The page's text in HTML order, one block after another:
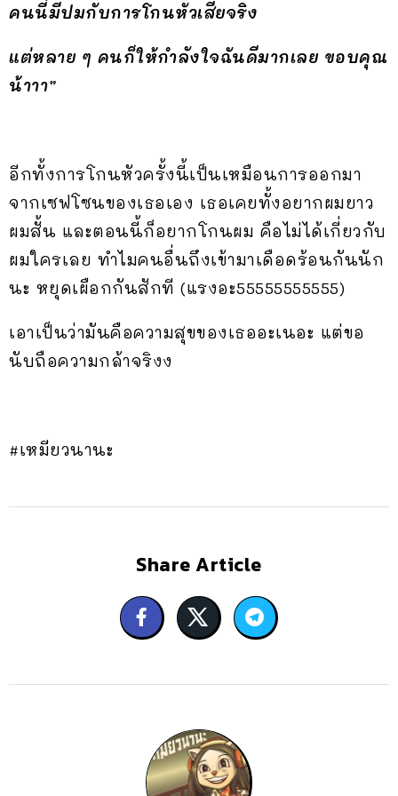
คนนี่มีปมกับการโกนหัวเสียจริง
แต่หลาย ๆ คนก็ให้กำลังใจฉันดีมากเลย ขอบคุณ
น้าาา”
อีกทั้งการโกนหัวครั้งนี้เป็นเหมือนการออกมา
จากเซฟโซนของเธอเอง เธอเคยทั้งอยากผมยาว
ผมสั้น และตอนนี้ก็อยากโกนผม คือไม่ได้เกี่ยวกับ
ผมใครเลย ทำไมคนอื่นถึงเข้ามาเดือดร้อนกันนัก
นะ หยุดเผือกกันสักที (แรงอะ55555555555)
เอาเป็นว่ามันคือความสุขของเธออะเนอะ แต่ขอ
นับถือความกล้าจริงง
#เหมียวนานะ
Share Article